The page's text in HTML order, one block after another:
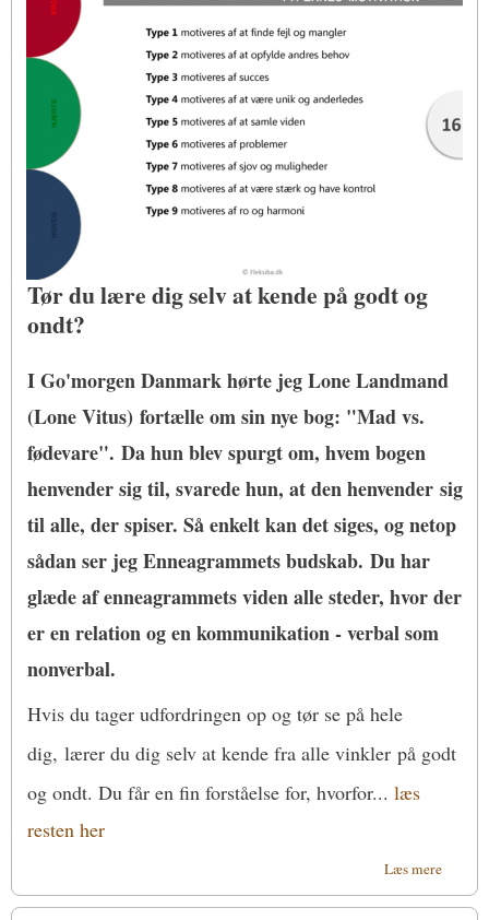
Tør du lære dig selv at kende på godt og
ondt?
I Go'morgen Danmark hørte jeg Lone Landmand
(Lone Vitus) fortælle om sin nye bog: "Mad vs.
fødevare". Da hun blev spurgt om, hvem bogen
henvender sig til, svarede hun, at den henvender sig
til alle, der spiser. Så enkelt kan det siges, og netop
sådan ser jeg Enneagrammets budskab. Du har
glæde af enneagrammets viden alle steder, hvor der
er en relation og en kommunikation - verbal som
nonverbal.
Hvis du tager udfordringen op og tør se på hele
dig, lærer du dig selv at kende fra alle vinkler på godt
og ondt. Du får en fin forståelse for, hvorfor... læs
resten her
Læs mereom
med